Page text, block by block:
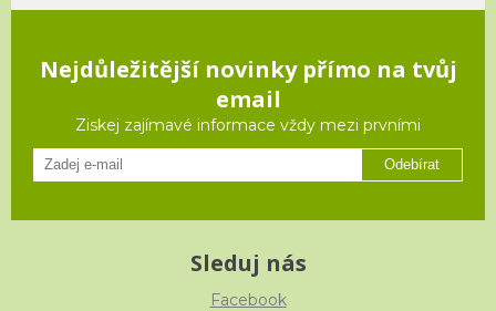
Nejdůležitější novinky přímo na tvůj
email
Ziskej zajímavé informace vždy mezi prvními
Odebírat
Sleduj nás
Facebook